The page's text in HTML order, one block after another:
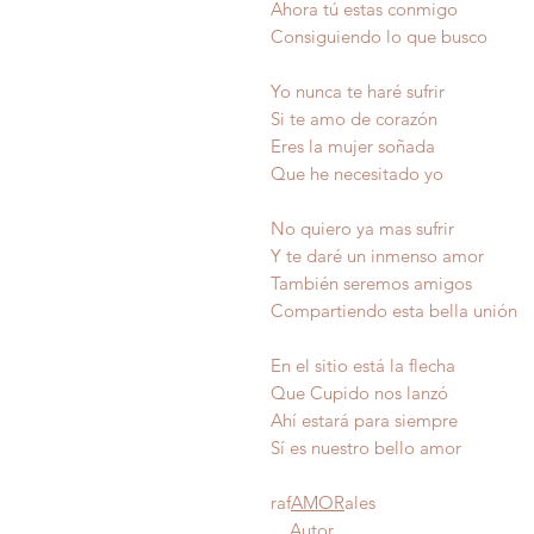
Ahora tú estas conmigo
Consiguiendo lo que busco
Yo nunca te haré sufrir
Si te amo de corazón
Eres la mujer soñada
Que he necesitado yo
No quiero ya mas sufrir
Y te daré un inmenso amor
También seremos amigos
Compartiendo esta bella unión
En el sitio está la flecha
Que Cupido nos lanzó
Ahí estará para siempre
Sí es nuestro bello
rafAMORales